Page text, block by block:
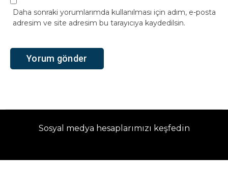
Daha sonraki yorumlarımda kullanılması için adım, e-posta
adresim ve site adresim bu tarayıcıya kaydedilsin.
Sosyal medya hesaplarımızı keşfedin